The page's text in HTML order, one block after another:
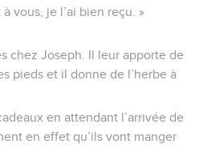
vous, je l’ai bien reçu. »
chez Joseph. Il leur apporte de
pieds et il donne de l’herbe à
en attendant l’arrivée de
en effet qu’ils vont manger